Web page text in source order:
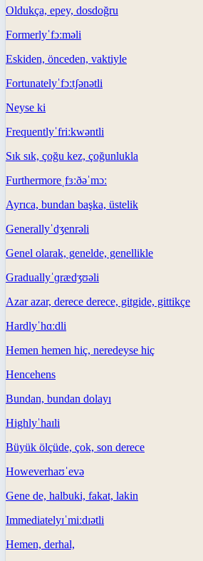
Oldukça, epey, dosdoğru
Formerlyˈfɔːməli
Eskiden, önceden, vaktiyle
Fortunatelyˈfɔːtʃənətli
Neyse ki
Frequentlyˈfriːkwəntli
Sık sık, çoğu kez, çoğunlukla
Furthermore ˌfɜːðəˈmɔː
Ayrıca, bundan başka, üstelik
Generallyˈdʒenrəli
Genel olarak, genelde, genellikle
Graduallyˈɡrædʒʊəli
Azar azar, derece derece, gitgide, gittikçe
Hardlyˈhɑːdli
Hemen hemen hiç, neredeyse hiç
Hencehens
Bundan, bundan dolayı
Highlyˈhaɪli
Büyük ölçüde, çok, son derece
Howeverhaʊˈevə
Gene de, halbuki, fakat, lakin
Immediatelyɪˈmiːdɪətli
Hemen, derhal,